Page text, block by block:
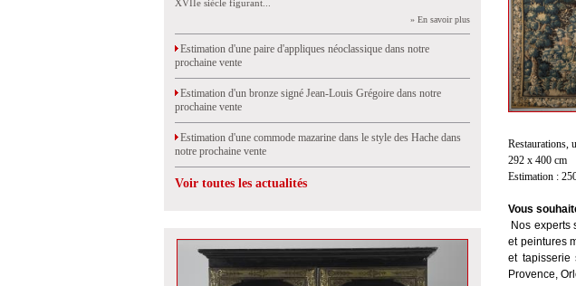
XVIIe siècle figurant...
» En savoir plus
Estimation d'une paire d'appliques néoclassique dans notre
prochaine vente
Estimation d'un bronze signé Jean-Louis Grégoire dans notre
prochaine vente
Estimation d'une commode mazarine dans le style des Hache dans
notre prochaine vente
Voir toutes les actualités
Restaurations,
292 x 400 cm
Estimation :
Vous
Nos experts
et peintures
et tapisserie
Provence,